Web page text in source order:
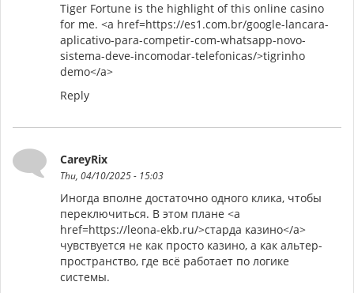
Tiger Fortune is the highlight of this online casino
for me. <a href=https://es1.com.br/google-lancara-
aplicativo-para-competir-com-whatsapp-novo-
sistema-deve-incomodar-telefonicas/>tigrinho
demo</a>
Reply
CareyRix
Thu, 04/10/2025 - 15:03
Иногда вполне достаточно одного клика, чтобы
переключиться. В этом плане <a
href=https://leona-ekb.ru/>старда казино</a>
чувствуется не как просто казино, а как альтер-
пространство, где всё работает по логике
системы.